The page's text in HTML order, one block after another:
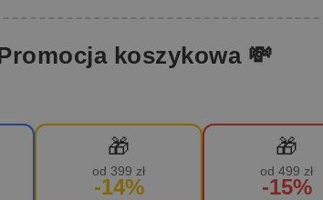
koszykowa 💸
🎁
od 399 zł
-14%
🎁
od 499 zł
-15%